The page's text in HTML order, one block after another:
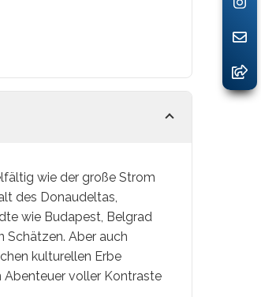
wie der große Strom
des Donaudeltas,
wie Budapest, Belgrad
Schätzen. Aber auch
kulturellen Erbe
Abenteuer voller Kontraste